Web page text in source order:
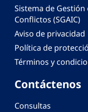
Sistema de
Conflictos (SGAIC)
Aviso de privacidad
Política de
Términos y
Contáctenos
Consultas